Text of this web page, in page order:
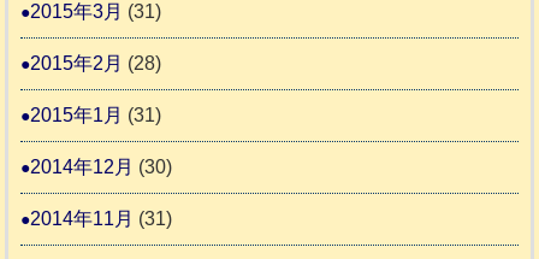
2015年3月 (31)
2015年2月 (28)
2015年1月 (31)
2014年12月 (30)
2014年11月 (31)